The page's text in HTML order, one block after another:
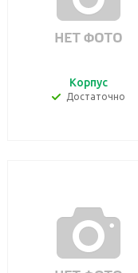
Корпус
Достаточно